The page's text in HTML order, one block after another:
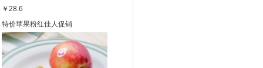
￥28.6
特价苹果粉红佳人促销